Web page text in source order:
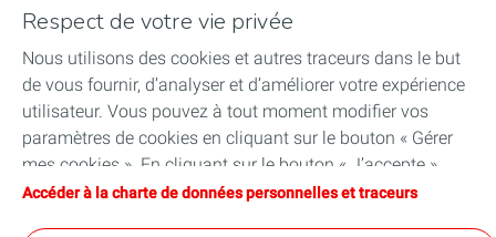
Stations Service
Lubrifiants Automobiles
Professionnels
TotalEnergies DAFA
Respect de votre vie privée
Nous utilisons des cookies et autres traceurs dans le but
de vous fournir, d’analyser et d’améliorer votre expérience
utilisateur. Vous pouvez à tout moment modifier vos
paramètres de cookies en cliquant sur le bouton « Gérer
mes cookies ». En cliquant sur le bouton « J’accepte »,
vous acceptez le dépôt de l’ensemble des cookies. Dans le
Accéder à la charte de données personnelles et traceurs